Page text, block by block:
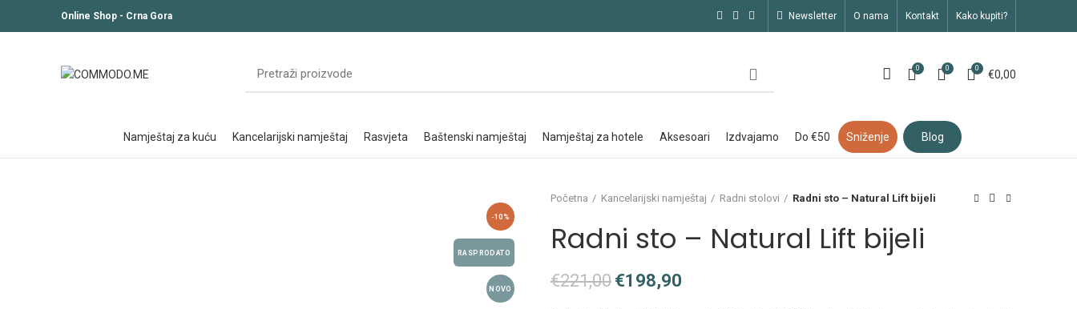
Online Shop - Crna Gora newsletter o nama kontakt kako kupiti?
0 0 0 €0,00
namještaj za kuću kancelarijski namještaj rasvjeta baštenski namještaj namještaj za hotele aksesoari izdvajamo do €50 sniženje blog
-10%
RASPRODATO
NOVO
Početna Kancelarijski namještaj Radni stolovi Radni sto – Natural Lift bijeli
€ €
Radni sto – Natural Lift bijeli
€221,00 €198,90